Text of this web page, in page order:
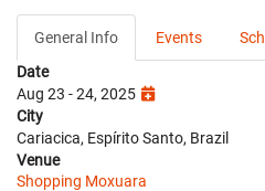
General Info Events
Date
Aug 23 - 24, 2025
City
Cariacica, Espírito Santo, Brazil
Venue
Shopping Moxuara